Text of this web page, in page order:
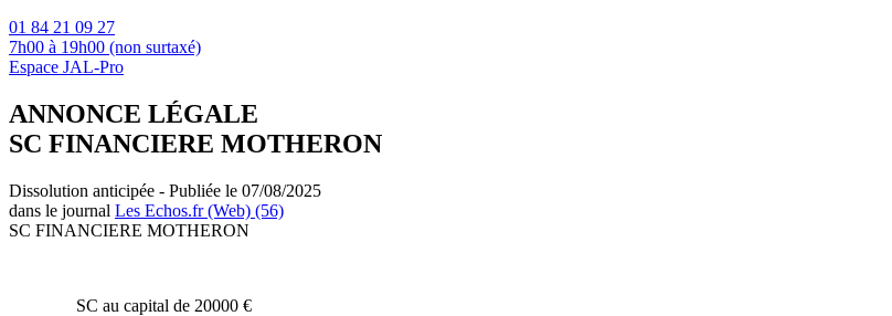
01 84 21 09 27
7h00 à 19h00 (non surtaxé)
Espace JAL-Pro
ANNONCE LÉGALE
SC FINANCIERE MOTHERON
Dissolution anticipée - Publiée le 07/08/2025
dans le journal Les Echos.fr (Web) (56)
SC FINANCIERE MOTHERON
SC au capital de 20000 €